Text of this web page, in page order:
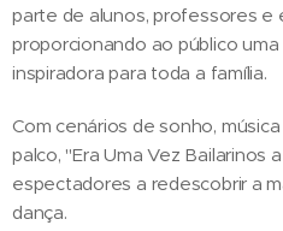
parte de alunos, professores e
proporcionando ao público
inspiradora para toda a família.
Com cenários de sonho,
palco, "Era Uma Vez Bailarinos
espectadores a redescobrir a
dança.